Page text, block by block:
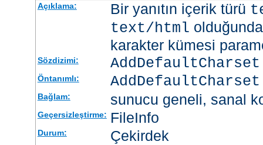
Açıklama: Bir yanıtın içerik türü
text/html
karakter kümesi
Sözdizimi:
Öntanımlı:
Bağlam: sunucu geneli, sanal
Geçersizleştirme: FileInfo
Durum: Çekirdek